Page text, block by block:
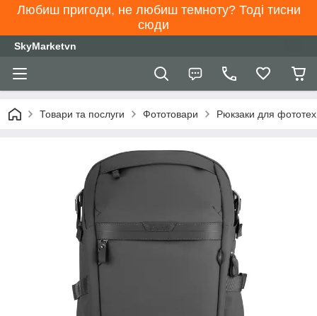
Любиш пригоди, не любиш темноту? Тоді тисни
сюди
SkyMarketvn
Товари та послуги Фототовари Рюкзаки для